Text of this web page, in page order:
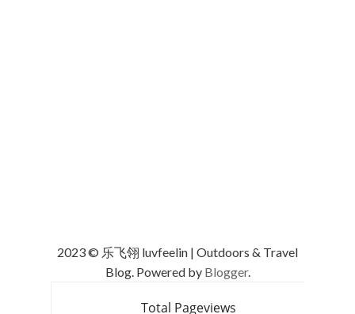
2023 © 乐飞翎 luvfeelin | Outdoors & Travel
Blog. Powered by Blogger.
Total Pageviews